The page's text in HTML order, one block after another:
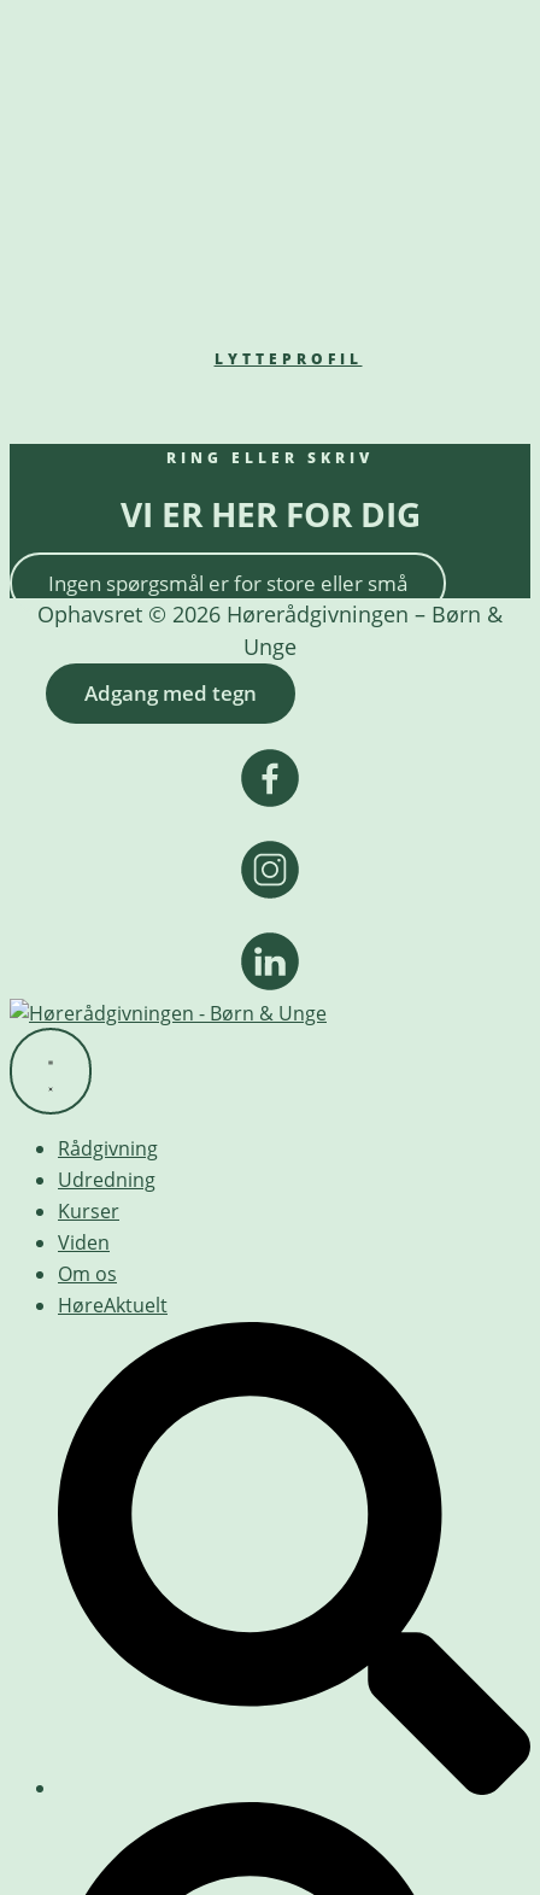
LYTTEPROFIL
RING ELLER SKRIV
VI ER HER FOR DIG
Ingen spørgsmål er for store eller små
Ophavsret © 2026 Hørerådgivningen – Børn &
Unge
Rådgivning
Udredning
Kurser
Viden
Om os
HøreAktuelt